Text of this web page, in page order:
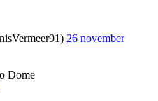
26 november
Dome